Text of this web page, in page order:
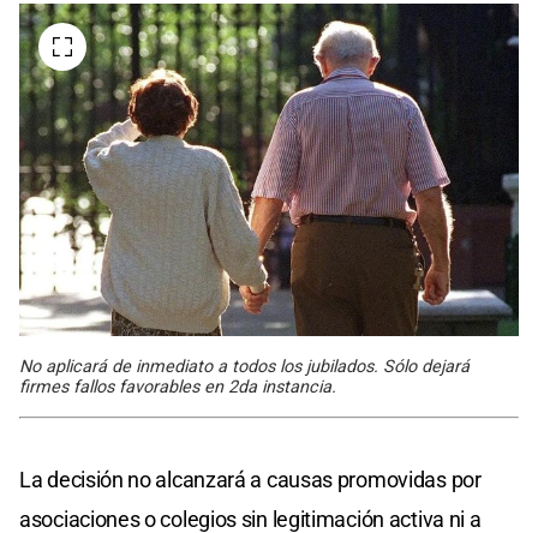
No aplicará de inmediato a todos los jubilados. Sólo dejará
firmes fallos favorables en 2da instancia.
La decisión no alcanzará a causas promovidas por
asociaciones o colegios sin legitimación activa ni a